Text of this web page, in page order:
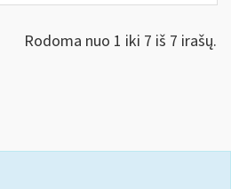
Rodoma nuo 1 iki 7 iš 7 irašų.